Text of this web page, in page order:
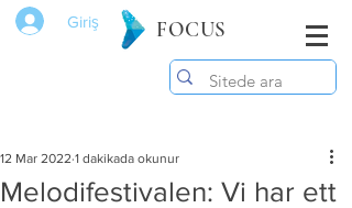
Giriş FOCUS
Melodifestivalen: Vi har ett
12 Mar 2022 1 dakikada okunur